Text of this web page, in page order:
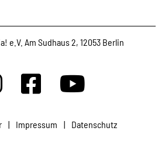
e.V. Am Sudhaus 2, 12053 Berlin
| Impressum | Datenschutz